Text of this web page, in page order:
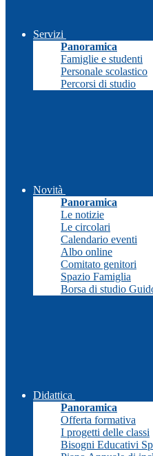
Servizi
Panoramica
Famiglie e studenti
Personale scolastico
Percorsi di studio
Novità
Panoramica
Le notizie
Le circolari
Calendario eventi
Albo online
Comitato genitori
Spazio Famiglia
Borsa di studio
Didattica
Panoramica
Offerta formativa
I progetti delle classi
Bisogni Educativi